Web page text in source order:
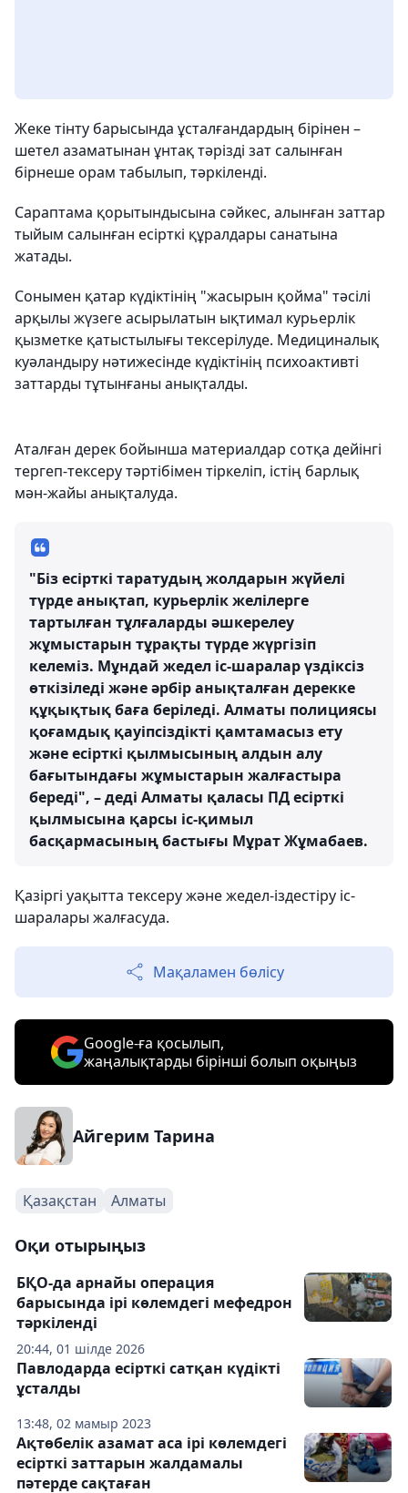
Жеке тінту барысында ұсталғандардың бірінен –
шетел азаматынан ұнтақ тәрізді зат салынған
бірнеше орам табылып, тәркіленді.
Сараптама қорытындысына сәйкес, алынған заттар
тыйым салынған есірткі құралдары санатына
жатады.
Сонымен қатар күдіктінің "жасырын қойма" тәсілі
арқылы жүзеге асырылатын ықтимал курьерлік
қызметке қатыстылығы тексерілуде. Медициналық
куәландыру нәтижесінде күдіктінің психоактивті
заттарды тұтынғаны анықталды.
Аталған дерек бойынша материалдар сотқа дейінгі
тергеп-тексеру тәртібімен тіркеліп, істің барлық
мән-жайы анықталуда.
"Біз есірткі таратудың жолдарын жүйелі
түрде анықтап, курьерлік желілерге
тартылған тұлғаларды әшкерелеу
жұмыстарын тұрақты түрде жүргізіп
келеміз. Мұндай жедел іс-шаралар үздіксіз
өткізіледі және әрбір анықталған дерекке
құқықтық баға беріледі. Алматы полициясы
қоғамдық қауіпсіздікті қамтамасыз ету
және есірткі қылмысының алдын алу
бағытындағы жұмыстарын жалғастыра
береді", – деді Алматы қаласы ПД есірткі
қылмысына қарсы іс-қимыл
басқармасының бастығы Мұрат Жұмабаев.
Қазіргі уақытта тексеру және жедел-іздестіру іс-
шаралары жалғасуда.
Мақаламен бөлісу
Google-ға қосылып,
жаңалықтарды бірінші болып оқыңыз
Айгерим Тарина
Қазақстан Алматы
Оқи отырыңыз
20:44, 01 шілде 2026
БҚО-да арнайы операция
барысында ірі көлемдегі мефедрон
тәркіленді
13:48, 02 мамыр 2023
Павлодарда есірткі сатқан күдікті
ұсталды
Ақтөбелік азамат аса ірі көлемдегі
есірткі заттарын жалдамалы
пәтерде сақтаған